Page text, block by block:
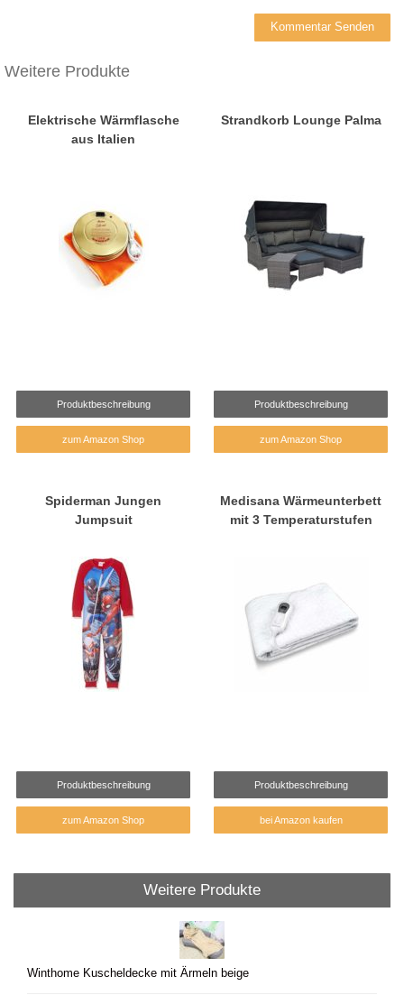
Weitere Produkte
Elektrische Wärmflasche
aus Italien
Produktbeschreibung
zum Amazon Shop
Strandkorb Lounge Palma
Produktbeschreibung
zum Amazon Shop
Spiderman Jungen
Jumpsuit
Produktbeschreibung
zum Amazon Shop
Medisana Wärmeunterbett
mit 3 Temperaturstufen
Produktbeschreibung
bei Amazon kaufen
Weitere Produkte
Winthome Kuscheldecke mit Ärmeln beige